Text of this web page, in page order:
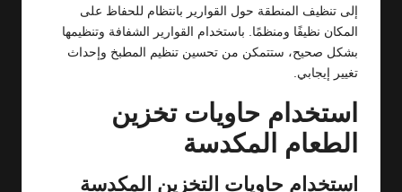
إلى تنظيف المنطقة حول القوارير بانتظام للحفاظ على
المكان نظيفًا ومنظمًا. باستخدام القوارير الشفافة وتنظيمها
بشكل صحيح، ستتمكن من تحسين تنظيم المطبخ وإحداث
تغيير إيجابي.
استخدام حاويات تخزين
الطعام المكدسة
استخدام حاويات التخزين المكدسة